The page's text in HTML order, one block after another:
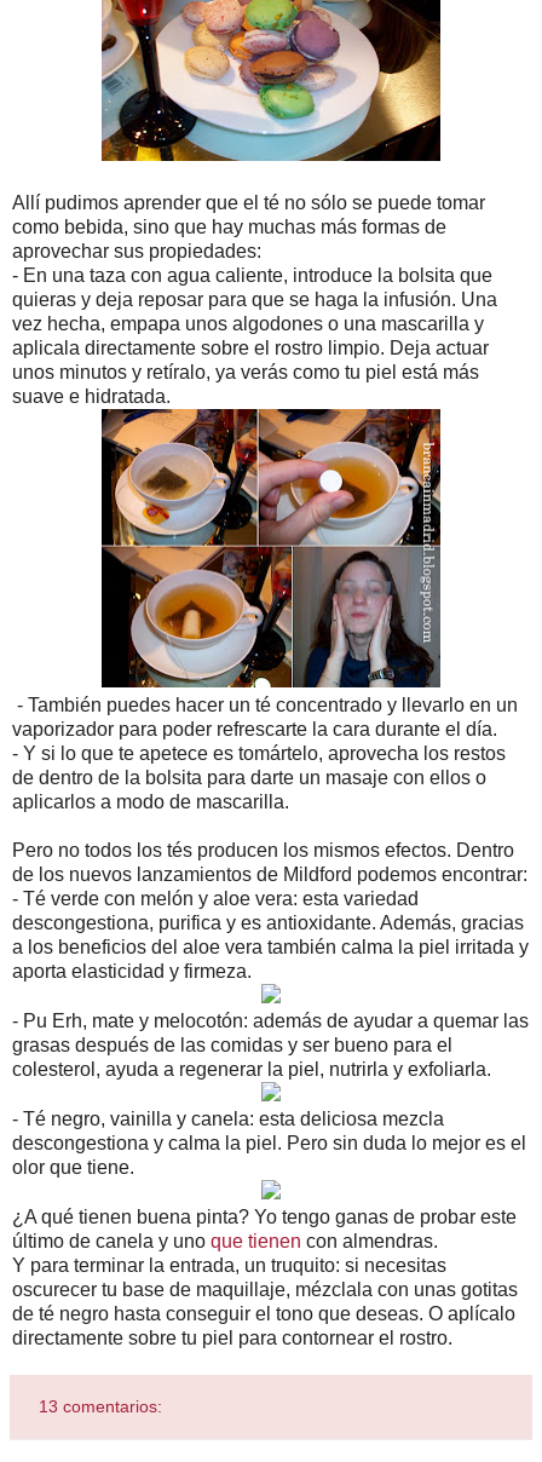
Allí pudimos aprender que el té no sólo se puede tomar
como bebida, sino que hay muchas más formas de
aprovechar sus propiedades:
- En una taza con agua caliente, introduce la bolsita que
quieras y deja reposar para que se haga la infusión. Una
vez hecha, empapa unos algodones o una mascarilla y
aplicala directamente sobre el rostro limpio. Deja actuar
unos minutos y retíralo, ya verás como tu piel está más
suave e hidratada.
- También puedes hacer un té concentrado y llevarlo en un
vaporizador para poder refrescarte la cara durante el día.
- Y si lo que te apetece es tomártelo, aprovecha los restos
de dentro de la bolsita para darte un masaje con ellos o
aplicarlos a modo de mascarilla.
Pero no todos los tés producen los mismos efectos. Dentro
de los nuevos lanzamientos de Mildford podemos encontrar:
- Té verde con melón y aloe vera: esta variedad
descongestiona, purifica y es antioxidante. Además, gracias
a los beneficios del aloe vera también calma la piel irritada y
aporta elasticidad y firmeza.
- Pu Erh, mate y melocotón: además de ayudar a quemar las
grasas después de las comidas y ser bueno para el
colesterol, ayuda a regenerar la piel, nutrirla y exfoliarla.
- Té negro, vainilla y canela: esta deliciosa mezcla
descongestiona y calma la piel. Pero sin duda lo mejor es el
olor que tiene.
¿A qué tienen buena pinta? Yo tengo ganas de probar este
último de canela y uno que tienen con almendras.
Y para terminar la entrada, un truquito: si necesitas
oscurecer tu base de maquillaje, mézclala con unas gotitas
de té negro hasta conseguir el tono que deseas. O aplícalo
directamente sobre tu piel para contornear el rostro.
13 comentarios: